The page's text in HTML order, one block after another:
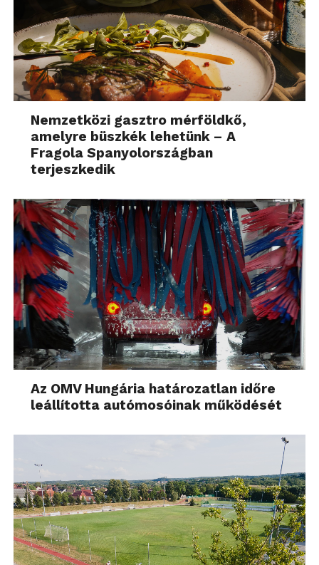
Nemzetközi gasztro mérföldkő,
amelyre büszkék lehetünk – A
Fragola Spanyolországban
terjeszkedik
Az OMV Hungária határozatlan időre
leállította autómosóinak működését